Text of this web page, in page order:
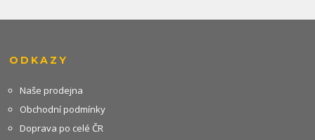
ODKAZY
Naše prodejna
Obchodní podmínky
Doprava po celé ČR